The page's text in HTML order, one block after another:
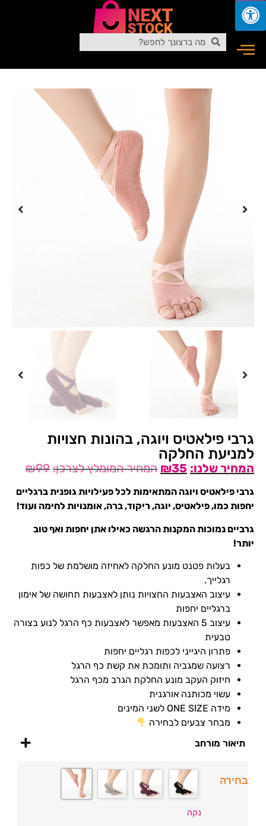
גרבי פילאטיס ויוגה, בהונות חצויות
למניעת החלקה
₪99 ₪35
גרבי פילאטיס ויוגה המתאימות לכל פעילויות גופנית ברגליים
יחפות כמו, פילאטיס, יוגה, ריקוד, ברה, אומנויות לחימה ועוד!
גרביים נמוכות המקנות הרגשה כאילו אתן יחפות ואף טוב
יותר!
בעלות פטנט מונע החלקה לאחיזה מושלמת של כפות
רגלייך.
עיצוב האצבעות החצויות נותן לאצבעות תחושה של אימון
ברגליים יחפות
עיצוב 5 האצבעות מאפשר לאצבעות כף הרגל לנוע בצורה
טבעית
פתרון היגייני לכפות רגליים יחפות
רצועה שמגביה ותומכת את קשת כף הרגל
חיזוק העקב מונע החלקת הגרב מכף הרגל
עשוי מכותנה אורגנית
מידה ONE SIZE לשני המינים
מבחר צבעים לבחירה
תיאור מורחב
בחירה
נקה